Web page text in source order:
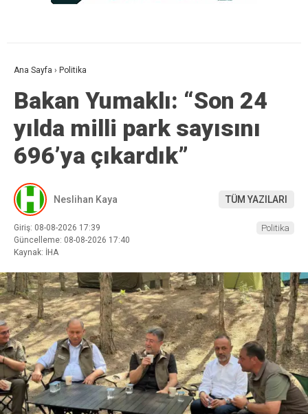
Ana Sayfa › Politika
Bakan Yumaklı: “Son 24
yılda milli park sayısını
696’ya çıkardık”
Neslihan Kaya TÜM YAZILARI
Giriş: 08-08-2026 17:39
Güncelleme: 08-08-2026 17:40
Kaynak: İHA
Politika